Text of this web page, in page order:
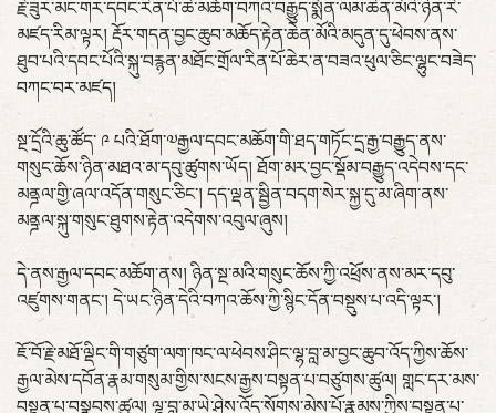
རྗེ་ཟུར་མང་གར་དབང་རིན་པོ་ཆེ་མཆོག་བཀའ་བརྒྱུད་སྨོན་ལམ་ཆེན་མོའི་ཉིན་རེ་
མཛད་རིམ་ལྟར། རྡོར་གདན་བྱང་ཆུབ་མཆོད་རྟེན་ཆེན་མོའི་མདུན་དུ་ཕེབས་ནས་
ཐུབ་པའི་དབང་པོའི་སྐུ་བརྙན་མཐོང་གྲོལ་རིན་པོ་ཆེར་ན་བཟའ་ཕུལ་ཅིང་ལྷུང་བཟེད་
བཀང་བར་མཛད།
སྔ་དྲོའི་ཆུ་ཚོད་ ༩ པའི་ཐོག་༧རྒྱལ་དབང་མཆོག་གི་ཐད་གཏོང་དྲ་རྒྱ་བརྒྱུད་ནས་
གསུང་ཆོས་ཉིན་མཐའ་མ་དབུ་ཚུགས་ཡོད། ཐོག་མར་བྱང་སྡོམ་བརྒྱུད་འདེབས་དང་
མནྜལ་གྱི་ཞལ་འདོན་གསུང་ཅིང་། དད་ལྡན་སྦྱིན་བདག་སེར་སྐྱ་དུ་མ་ཞིག་ནས་
མནྜལ་སྐུ་གསུང་ཐུགས་རྟེན་འདེགས་འབུལ་ཞུས།
དེ་ནས་རྒྱལ་དབང་མཆོག་ནས། ཉིན་སྔ་མའི་གསུང་ཆོས་ཀྱི་འཕྲོས་ནས་མར་དབུ་
འཛུགས་གནང་། དེ་ཡང་ཉིན་དེའི་བཀའ་ཆོས་ཀྱི་སྙིང་དོན་བསྡུས་པ་འདི་ལྟར་།
ཇོ་བོ་རྗེ་མཐོ་ལྡིང་གི་གཙུག་ལག་ཁང་ལ་ཕེབས་ཤིང་ལྷ་བླ་མ་བྱང་ཆུབ་འོད་ཀྱིས་ཆོས་
རྒྱལ་མེས་དབོན་རྣམ་གསུམ་གྱིས་སངས་རྒྱས་བསྟན་པ་བཙུགས་ཚུལ། གླང་དར་མས་
བསྟན་པ་བསྣུབས་ཚུལ། ལྷ་བླ་མ་ཡེ་ཤེས་འོད་སོགས་མེས་པོ་རྣམས་ཀྱིས་བསྟན་པ་